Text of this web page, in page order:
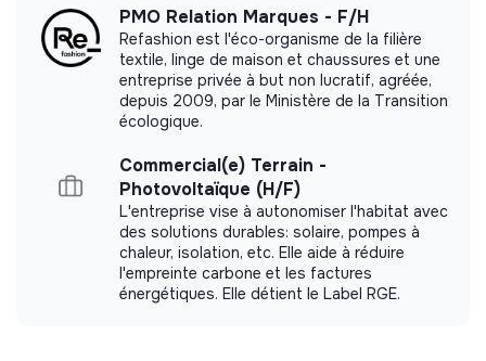
Team Autonomy
Organizational Flexibility and Adaptation
Collaborative Project Management
Documents
Did not yet add a transparency document.
PMO Relation Marques - F/H
Refashion est l'éco-organisme de la filière
textile, linge de maison et chaussures et une
entreprise privée à but non lucratif, agréée,
depuis 2009, par le Ministère de la Transition
écologique.
Commercial(e) Terrain -
Photovoltaïque (H/F)
L'entreprise vise à autonomiser l'habitat avec
des solutions durables: solaire, pompes à
chaleur, isolation, etc. Elle aide à réduire
l'empreinte carbone et les factures
énergétiques. Elle détient le Label RGE.